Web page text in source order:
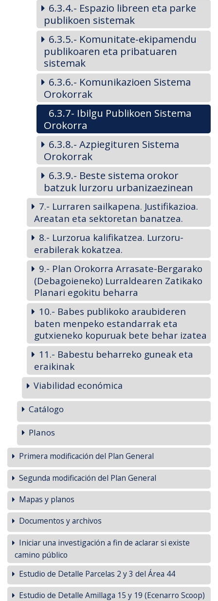
6.3.4.- Espazio libreen eta parke
publikoen sistemak
6.3.5.- Komunitate-ekipamendu
publikoaren eta pribatuaren
sistemak
6.3.6.- Komunikazioen Sistema
Orokorrak
6.3.7- Ibilgu Publikoen Sistema
Orokorra
6.3.8.- Azpiegituren Sistema
Orokorrak
6.3.9.- Beste sistema orokor
batzuk lurzoru urbanizaezinean
7.- Lurraren sailkapena. Justifikazioa.
Areatan eta sektoretan banatzea.
8.- Lurzorua kalifikatzea. Lurzoru-
erabilerak kokatzea.
9.- Plan Orokorra Arrasate-Bergarako
(Debagoieneko) Lurraldearen Zatikako
Planari egokitu beharra
10.- Babes publikoko araubideren
baten menpeko estandarrak eta
gutxieneko kopuruak bete behar izatea
11.- Babestu beharreko guneak eta
eraikinak
Viabilidad económica
Catálogo
Planos
Primera modificación del Plan General
Segunda modificación del Plan General
Mapas y planos
Documentos y archivos
Iniciar una investigación a fin de aclarar si existe
camino público
Estudio de Detalle Parcelas 2 y 3 del Área 44
Estudio de Detalle Amillaga 15 y 19 (Ecenarro Scoop)